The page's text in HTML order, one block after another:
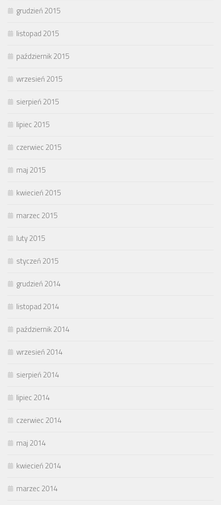
grudzień 2015
listopad 2015
październik 2015
wrzesień 2015
sierpień 2015
lipiec 2015
czerwiec 2015
maj 2015
kwiecień 2015
marzec 2015
luty 2015
styczeń 2015
grudzień 2014
listopad 2014
październik 2014
wrzesień 2014
sierpień 2014
lipiec 2014
czerwiec 2014
maj 2014
kwiecień 2014
marzec 2014